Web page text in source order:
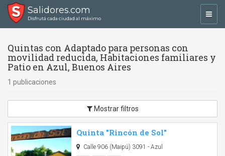
Salidores.com
Disfrutá cada ciudad al máximo
Quintas con Adaptado para personas con
movilidad reducida, Habitaciones familiares y
Patio en Azul, Buenos Aires
1 publicaciones
Mostrar filtros
Quinta "Rincón de Sol"
Calle 906 (Maipú) 3091 - Azul